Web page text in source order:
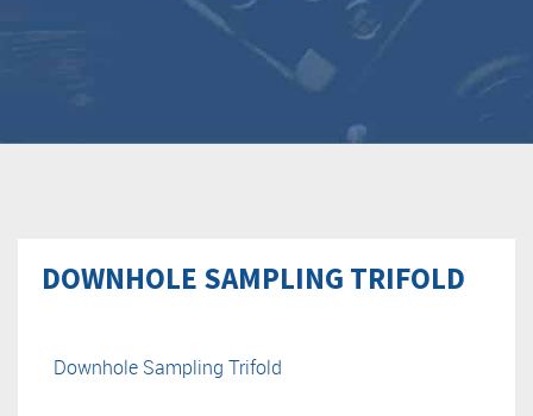
DOWNHOLE SAMPLING TRIFOLD
Downhole Sampling Trifold